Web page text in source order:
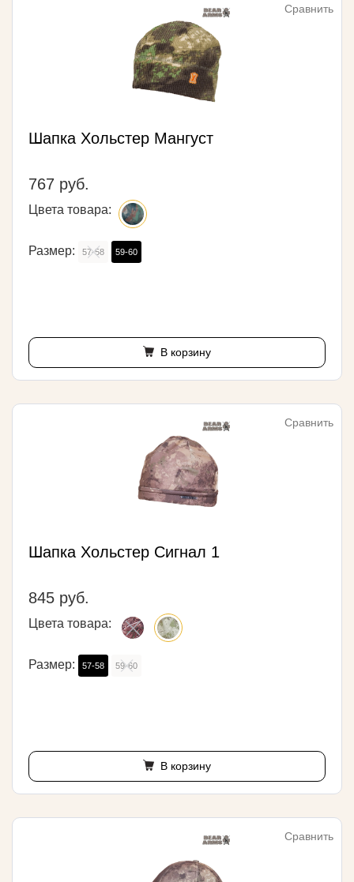
Сравнить
Шапка Хольстер Мангуст
767 руб.
Цвета товара:
Размер: 57-58 59-60
В корзину
Сравнить
Шапка Хольстер Сигнал 1
845 руб.
Цвета товара:
Размер: 57-58 59-60
В корзину
Сравнить